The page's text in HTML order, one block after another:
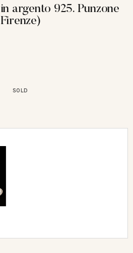
argento 925. Punzone
SOLD